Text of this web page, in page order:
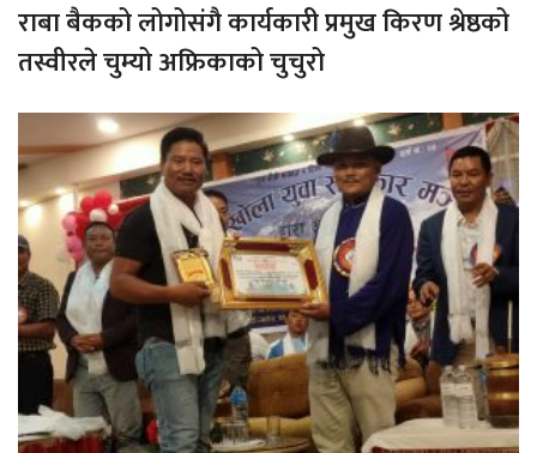
राबा बैकको लोगोसंगै कार्यकारी प्रमुख किरण श्रेष्ठको
तस्वीरले चुम्यो अफ्रिकाको चुचुरो